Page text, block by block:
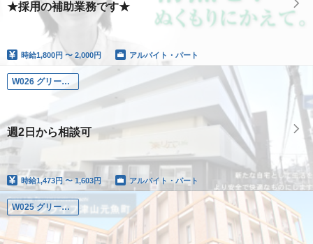
★採用の補助業務です★
時給1,800円 〜 2,000円 アルバイト・パート
W026 グリーンライフ東大阪
週2日から相談可
時給1,473円 〜 1,603円 アルバイト・パート
W025 グリーンライフ津山魚元町